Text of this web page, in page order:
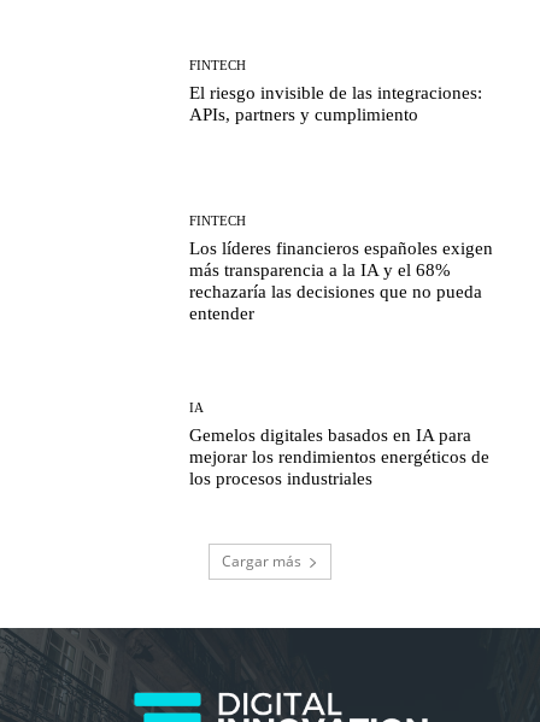
FINTECH
El riesgo invisible de las integraciones:
APIs, partners y cumplimiento
FINTECH
Los líderes financieros españoles exigen
más transparencia a la IA y el 68%
rechazaría las decisiones que no pueda
entender
IA
Gemelos digitales basados en IA para
mejorar los rendimientos energéticos de
los procesos industriales
Cargar más